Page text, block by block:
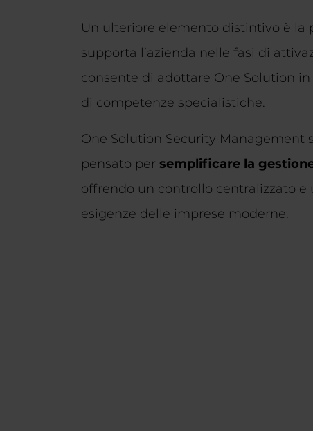
Un ulteriore elemento distintivo è la
supporta l’azienda nelle fasi di
consente di adottare One Solution
di competenze specialistiche.
One Solution Security
pensato per semplificare la
offrendo un controllo centralizzato
esigenze delle imprese moderne.